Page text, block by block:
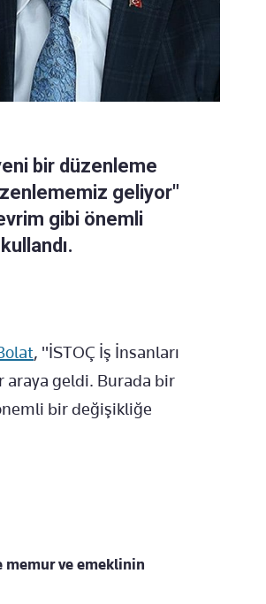
bir düzenleme
geliyor"
gibi önemli
, "İSTOÇ İş İnsanları
araya geldi. Burada bir
bir değişikliğe
memur ve emeklinin